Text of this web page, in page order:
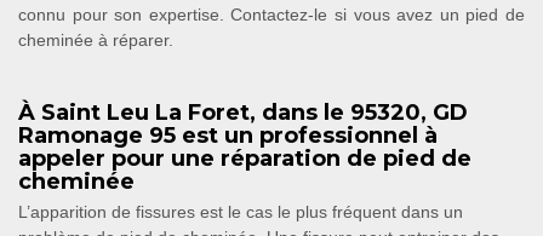
connu pour son expertise. Contactez-le si vous avez un pied de
cheminée à réparer.
À Saint Leu La Foret, dans le 95320, GD
Ramonage 95 est un professionnel à
appeler pour une réparation de pied de
cheminée
L’apparition de fissures est le cas le plus fréquent dans un